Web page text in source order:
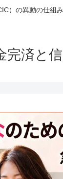
）の異動の仕組
完済と